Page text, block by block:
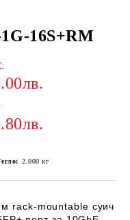
16S+RM
2.000 кг
rack-mountable суич